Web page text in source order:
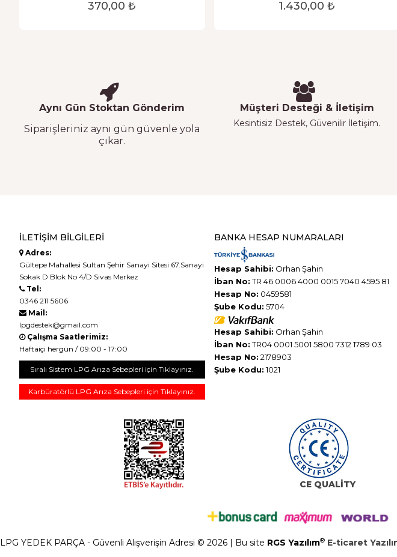
370,00 ₺ 1.430,00 ₺
Aynı Gün Stoktan Gönderim
Siparişleriniz aynı gün güvenle yola
çıkar.
Müşteri Desteği & İletişim
Kesintisiz Destek, Güvenilir İletişim.
İLETIŞIM BILGILERI
Adres:
Gültepe Mahallesi Sultan Şehir Sanayi Sitesi 67.Sanayi
Sokak D Blok No 4/D Sivas Merkez
Tel:
0346 211 5606
Mail:
lpgdestek@gmail.com
Çalışma Saatlerimiz:
Haftaiçi hergün / 09:00 - 17:00
Sıralı Sistem LPG Arıza Sebepleri için Tıklayınız.
Karbüratörlü LPG Arıza Sebepleri için Tıklayınız.
BANKA HESAP NUMARALARI
Hesap Sahibi: Orhan Şahin
İban No:TR 46 0006 4000 0015 7040 4595 81
Hesap No: 0459581
Şube Kodu: 5704
Hesap Sahibi: Orhan Şahin
İban No:TR04 0001 5001 5800 7312 1789 03
Hesap No: 2178903
Şube Kodu:1021
CE QUALİTY
LPG YEDEK PARÇA - Güvenli Alışverişin Adresi © 2026 | Bu site RGS Yazılım® E-ticaret